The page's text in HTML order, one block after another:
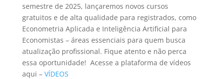
semestre de 2025, lançaremos novos cursos
gratuitos e de alta qualidade para registrados, como
Econometria Aplicada e Inteligência Artificial para
Economistas – áreas essenciais para quem busca
atualização profissional. Fique atento e não perca
essa oportunidade! Acesse a plataforma de vídeos
aqui – VÍDEOS